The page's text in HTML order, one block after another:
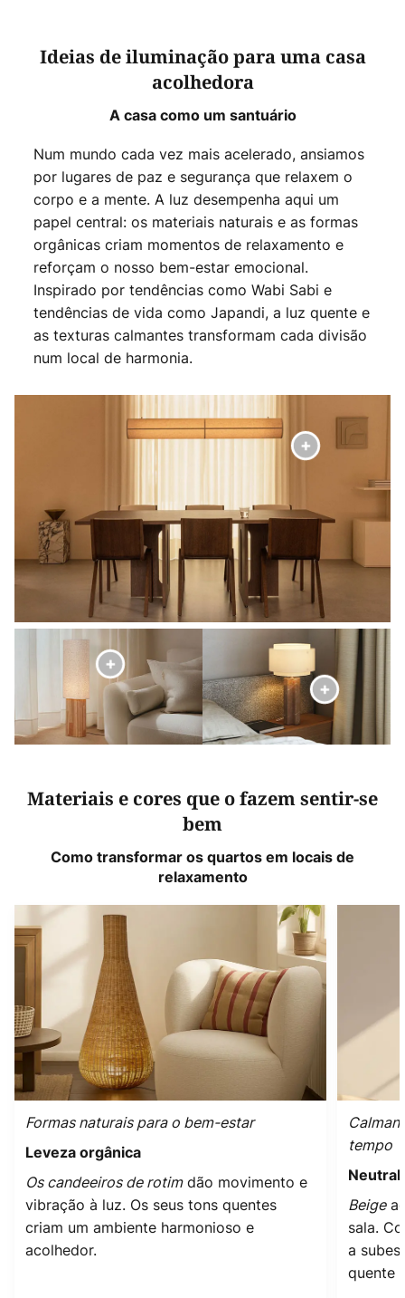
Ideias de iluminação para uma casa
acolhedora
A casa como um santuário
Num mundo cada vez mais acelerado, ansiamos
por lugares de paz e segurança que relaxem o
corpo e a mente. A luz desempenha aqui um
papel central: os materiais naturais e as formas
orgânicas criam momentos de relaxamento e
reforçam o nosso bem-estar emocional.
Inspirado por tendências como Wabi Sabi e
tendências de vida como Japandi, a luz quente e
as texturas calmantes transformam cada divisão
num local de harmonia.
Materiais e cores que o fazem sentir-se
bem
Como transformar os quartos em locais de
relaxamento
Formas naturais para o bem-estar
Leveza orgânica
Os candeeiros de rotimdão movimento e
vibração à luz. Os seus tons quentes
criam um ambiente harmonioso e
acolhedor.
tempo
Beige
sala.
a
quente